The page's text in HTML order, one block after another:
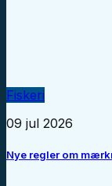
Fiskeri
09 jul 2026
Nye regler om